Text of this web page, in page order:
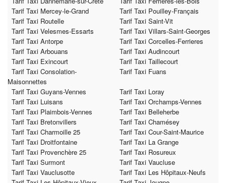
Tarif Taxi Mercey-le-Grand
Tarif Taxi Pouilley-Français
Tarif Taxi Routelle
Tarif Taxi Saint-Vit
Tarif Taxi Velesmes-Essarts
Tarif Taxi Villars-Saint-Georges
Tarif Taxi Antorpe
Tarif Taxi Corcelles-Ferrieres
Tarif Taxi Arbouans
Tarif Taxi Audincourt
Tarif Taxi Exincourt
Tarif Taxi Taillecourt
Tarif Taxi Consolation-
Maisonnettes
Tarif Taxi Fuans
Tarif Taxi Guyans-Vennes
Tarif Taxi Loray
Tarif Taxi Luisans
Tarif Taxi Orchamps-Vennes
Tarif Taxi Plaimbois-Vennes
Tarif Taxi Belleherbe
Tarif Taxi Bretonvillers
Tarif Taxi Chamésey
Tarif Taxi Charmoille 25
Tarif Taxi Cour-Saint-Maurice
Tarif Taxi Droitfontaine
Tarif Taxi La Grange
Tarif Taxi Provenchère 25
Tarif Taxi Rosureux
Tarif Taxi Surmont
Tarif Taxi Vaucluse
Tarif Taxi Vauclusotte
Tarif Taxi Les Hôpitaux-Neufs